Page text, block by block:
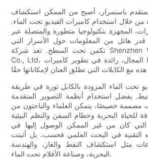
باستمرار، أصبح من الممكن استكشاف
من خلال استخدام كاميرات الفيديو تحت الماء.
المجهزة بتكنولوجيا متطورة والمتصلة عبر
قدر هائل من المعلومات حول الأسرار التي
تكمن تحت السطح. تعد شركة Shenzhen Vicam Mechatronics
Co., Ltd، الشركة الرائدة في هذا المجال، رائدة في تطوير كاميرات
تحت الماء المزودة بالكابل ثورة في طريقة
بفضل استخدام أنظمة التصوير المتقدمة
مصممة خصيصًا، يتمكن العلماء والباحثون من
للحياة البحرية وحطام السفن والنظم البيئية
التي كان من غير الممكن الوصول إليها في
التقنية في البحث العلمي فحسب، بل أثبتت
مثل استكشاف النفط والغاز، والهندسة
البحرية، وصناعة الأفلام تحت الماء.